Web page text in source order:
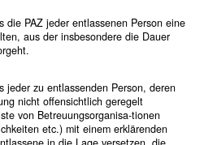
die PAZ jeder entlassenen Person eine
aus der insbesondere die Dauer
jeder zu entlassenden Person, deren
nicht offensichtlich geregelt
von Betreuungsorganisa-tionen
etc.) mit einem erklärenden